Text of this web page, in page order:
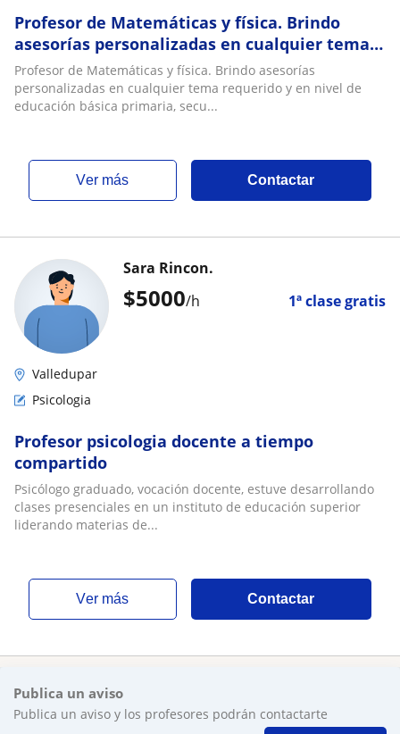
Profesor de Matemáticas y física. Brindo
asesorías personalizadas en cualquier tema
requerido y en nivel de educación básica
primaria, secundaria y universitario
Profesor de Matemáticas y física. Brindo asesorías
personalizadas en cualquier tema requerido y en nivel de
educación básica primaria, secu...
ver más Contactar
$5000/h 1ª clase gratis
Sara Rincon.
Valledupar
Psicologia
Profesor psicologia docente a tiempo
compartido
Psicólogo graduado, vocación docente, estuve desarrollando
clases presenciales en un instituto de educación superior
liderando materias de...
ver más Contactar
Publica un aviso
Publica un aviso y los profesores podrán contactarte